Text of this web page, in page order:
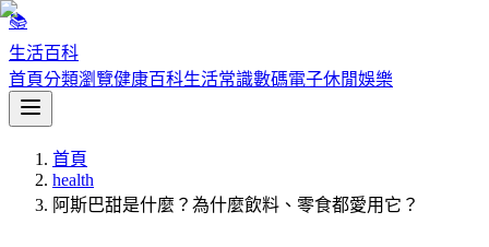
📚
生活百科
首頁分類瀏覽健康百科生活常識數碼電子休閒娛樂
首頁
health
阿斯巴甜是什麼？為什麼飲料、零食都愛用它？